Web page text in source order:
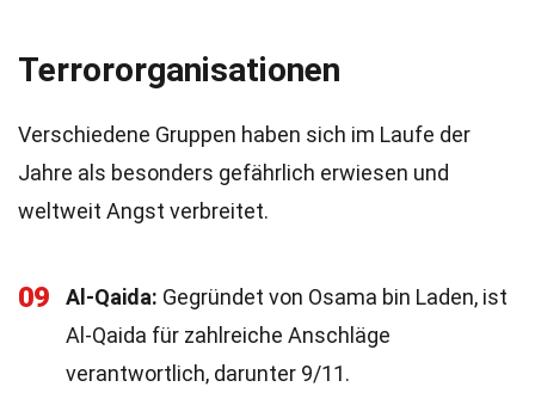
Terrororganisationen
Verschiedene Gruppen haben sich im Laufe der
Jahre als besonders gefährlich erwiesen und
weltweit Angst verbreitet.
09 Al-Qaida: Gegründet von Osama bin Laden, ist
Al-Qaida für zahlreiche Anschläge
verantwortlich, darunter 9/11.